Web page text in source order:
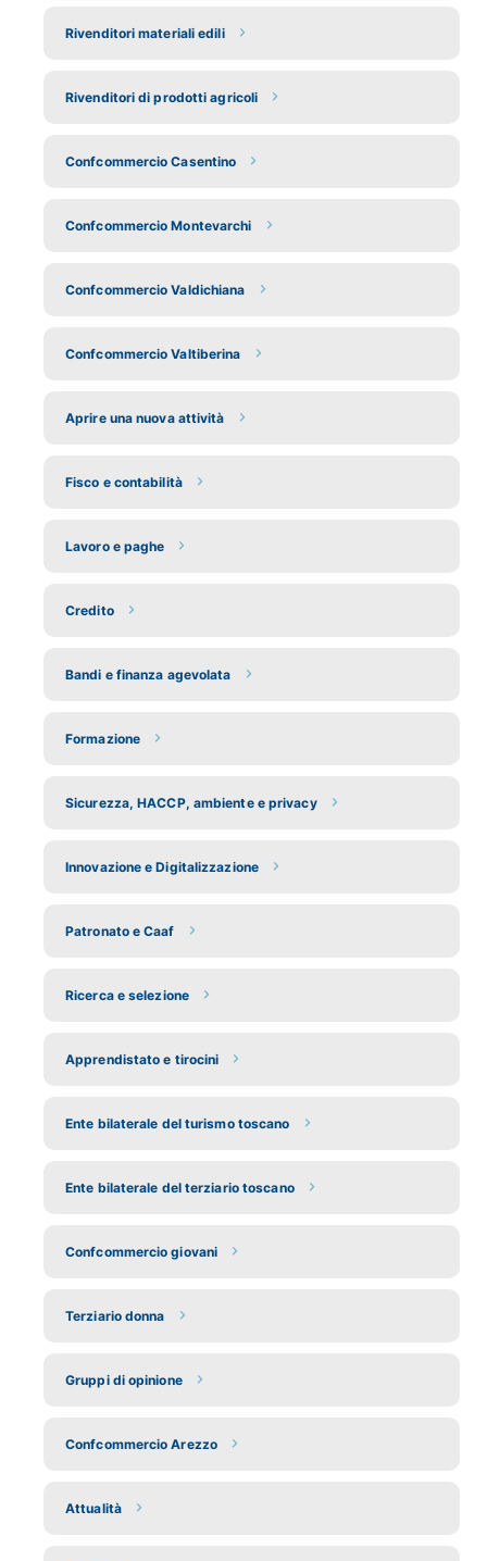
Rivenditori materiali edili
Rivenditori di prodotti agricoli
Confcommercio Casentino
Confcommercio Montevarchi
Confcommercio Valdichiana
Confcommercio Valtiberina
Aprire una nuova attività
Fisco e contabilità
Lavoro e paghe
Credito
Bandi e finanza agevolata
Formazione
Sicurezza, HACCP, ambiente e privacy
Innovazione e Digitalizzazione
Patronato e Caaf
Ricerca e selezione
Apprendistato e tirocini
Ente bilaterale del turismo toscano
Ente bilaterale del terziario toscano
Confcommercio giovani
Terziario donna
Gruppi di opinione
Confcommercio Arezzo
Attualità